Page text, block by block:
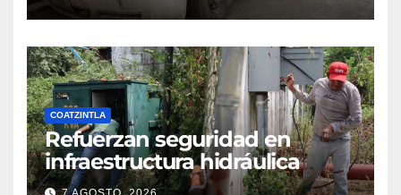
COATZINTLA
Refuerzan seguridad en
infraestructura hidráulica